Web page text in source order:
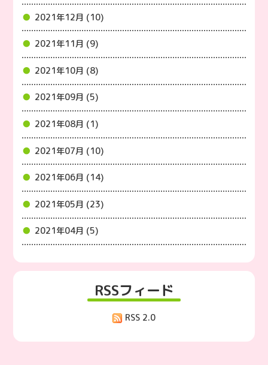
2021年12月 (10)
2021年11月 (9)
2021年10月 (8)
2021年09月 (5)
2021年08月 (1)
2021年07月 (10)
2021年06月 (14)
2021年05月 (23)
2021年04月 (5)
RSSフィード
RSS 2.0